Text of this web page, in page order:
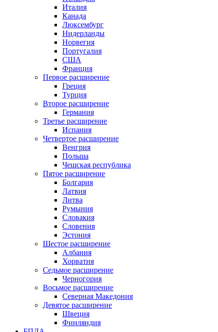
Италия
Канада
Люксембург
Нидерланды
Норвегия
Португалия
США
Франция
Первое расширение
Греция
Турция
Второе расширение
Германия
Третье расширение
Испания
Четвертое расширение
Венгрия
Польша
Чешская республика
Пятое расширение
Болгария
Латвия
Литва
Румыния
Словакия
Словения
Эстония
Шестое расширение
Албания
Хорватия
Седьмое расширение
Черногория
Восьмое расширение
Северная Македония
Девятое расширение
Швеция
Финляндия